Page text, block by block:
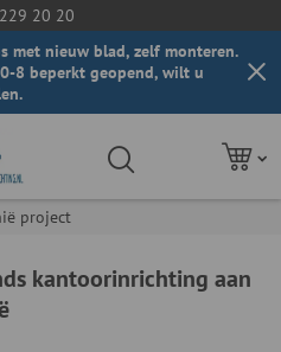
20 20
met nieuw blad, zelf monteren.
8 beperkt geopend, wilt u
project
kantoorinrichting aan